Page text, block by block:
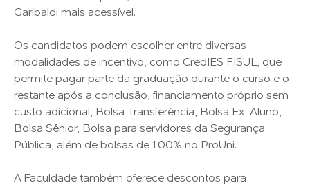
Garibaldi mais acessível.
Os candidatos podem escolher entre diversas
modalidades de incentivo, como CredIES FISUL, que
permite pagar parte da graduação durante o curso e o
restante após a conclusão, financiamento próprio sem
custo adicional, Bolsa Transferência, Bolsa Ex-Aluno,
Bolsa Sênior, Bolsa para servidores da Segurança
Pública, além de bolsas de 100% no ProUni.
A Faculdade também oferece descontos para